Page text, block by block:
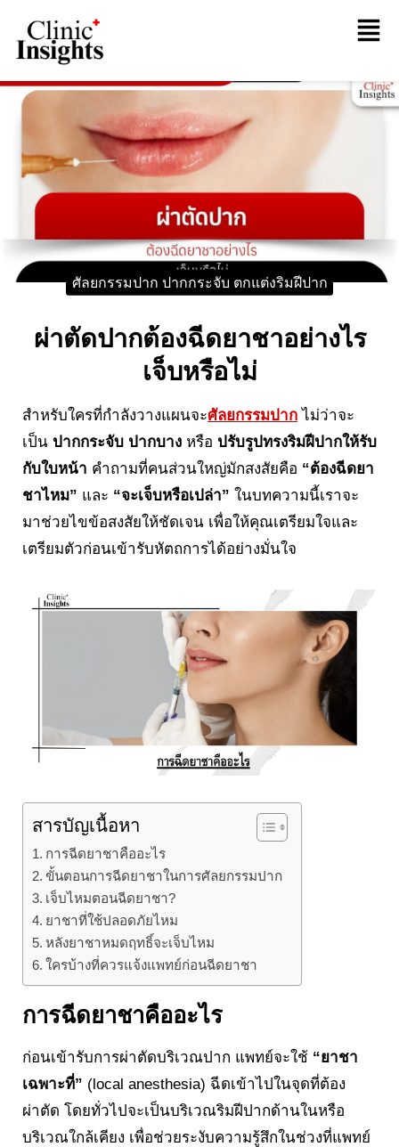
ศัลยกรรมปาก ปากกระจับ ตกแต่งริมฝีปาก
ผ่าตัดปากต้องฉีดยาชาอย่างไร
เจ็บหรือไม่
สำหรับใครที่กำลังวางแผนจะศัลยกรรมปาก ไม่ว่าจะ
เป็น ปากกระจับ ปากบาง หรือ ปรับรูปทรงริมฝีปากให้รับ
กับใบหน้า คำถามที่คนส่วนใหญ่มักสงสัยคือ “ต้องฉีดยา
ชาไหม” และ “จะเจ็บหรือเปล่า” ในบทความนี้เราจะ
มาช่วยไขข้อสงสัยให้ชัดเจน เพื่อให้คุณเตรียมใจและ
เตรียมตัวก่อนเข้ารับหัตถการได้อย่างมั่นใจ
สารบัญเนื้อหา
การฉีดยาชาคืออะไร
ขั้นตอนการฉีดยาชาในการศัลยกรรมปาก
เจ็บไหมตอนฉีดยาชา?
ยาชาที่ใช้ปลอดภัยไหม
หลังยาชาหมดฤทธิ์จะเจ็บไหม
ใครบ้างที่ควรแจ้งแพทย์ก่อนฉีดยาชา
การฉีดยาชาคืออะไร
ก่อนเข้ารับการผ่าตัดบริเวณปาก แพทย์จะใช้ “ยาชา
เฉพาะที่” (local anesthesia) ฉีดเข้าไปในจุดที่ต้อง
ผ่าตัด โดยทั่วไปจะเป็นบริเวณริมฝีปากด้านในหรือ
บริเวณใกล้เคียง เพื่อช่วยระงับความรู้สึกในช่วงที่แพทย์